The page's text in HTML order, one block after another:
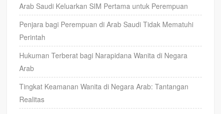
Arab Saudi Keluarkan SIM Pertama untuk Perempuan
Penjara bagi Perempuan di Arab Saudi Tidak Mematuhi
Perintah
Hukuman Terberat bagi Narapidana Wanita di Negara
Arab
Tingkat Keamanan Wanita di Negara Arab: Tantangan
Realitas